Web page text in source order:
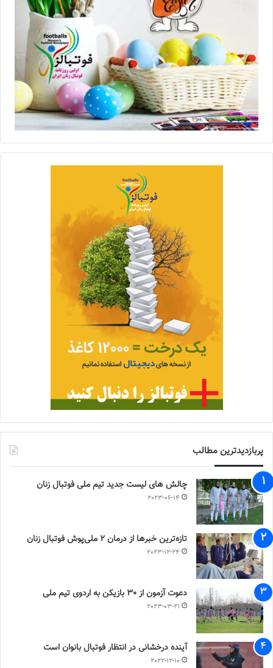
پربازدیدترین مطالب
چالش هاى ليست جدید تيم ملى فوتبال زنان
2023-06-14
تازه‌ترین خبرها از درمان ۲ ملی‌پوش فوتبال زنان
2023-12-24
دعوت آزمون از 30 بازیکن به اردوی تیم ملی
2023-03-21
آینده درخشانی در انتظار فوتبال بانوان است
2022-12-10